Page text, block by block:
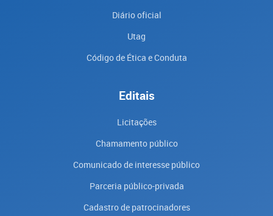
Diário oficial
Utag
Código de Ética e Conduta
Editais
Licitações
Chamamento público
Comunicado de interesse público
Parceria público-privada
Cadastro de patrocinadores